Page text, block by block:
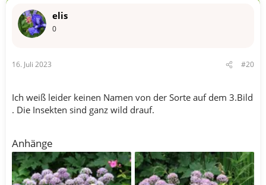
o
:
elis
0
16. Juli 2023 #20
Ich weiß leider keinen Namen von der Sorte auf dem 3.Bild
. Die Insekten sind ganz wild drauf.
Anhänge